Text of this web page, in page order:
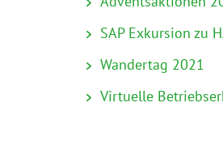
SAP Exkursion zu
Wandertag 2021
Virtuelle